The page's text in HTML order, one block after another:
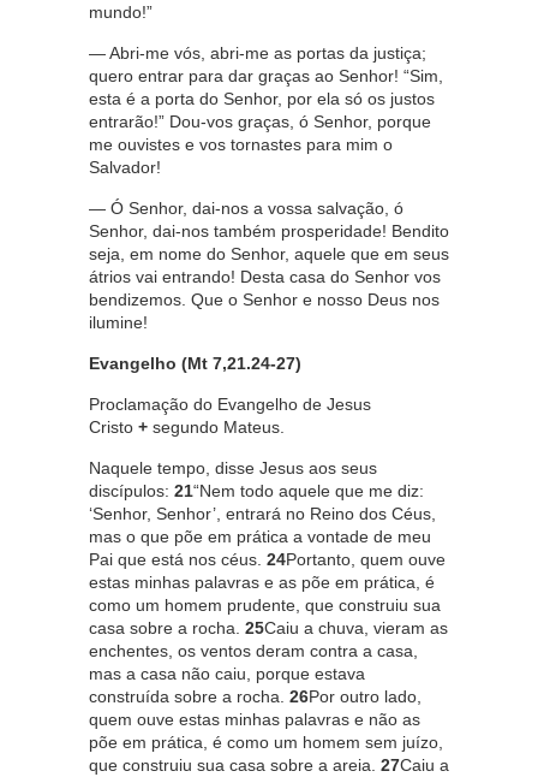
mundo!”
— Abri-me vós, abri-me as portas da justiça;
quero entrar para dar graças ao Senhor! “Sim,
esta é a porta do Senhor, por ela só os justos
entrarão!” Dou-vos graças, ó Senhor, porque
me ouvistes e vos tornastes para mim o
Salvador!
— Ó Senhor, dai-nos a vossa salvação, ó
Senhor, dai-nos também prosperidade! Bendito
seja, em nome do Senhor, aquele que em seus
átrios vai entrando! Desta casa do Senhor vos
bendizemos. Que o Senhor e nosso Deus nos
ilumine!
Evangelho (Mt 7,21.24-27)
Proclamação do Evangelho de Jesus
Cristo + segundo Mateus.
Naquele tempo, disse Jesus aos seus
discípulos: 21“Nem todo aquele que me diz:
‘Senhor, Senhor’, entrará no Reino dos Céus,
mas o que põe em prática a vontade de meu
Pai que está nos céus. 24Portanto, quem ouve
estas minhas palavras e as põe em prática, é
como um homem prudente, que construiu sua
casa sobre a rocha. 25Caiu a chuva, vieram as
enchentes, os ventos deram contra a casa,
mas a casa não caiu, porque estava
construída sobre a rocha. 26Por outro lado,
quem ouve estas minhas palavras e não as
põe em prática, é como um homem sem juízo,
que construiu sua casa sobre a areia. 27Caiu a